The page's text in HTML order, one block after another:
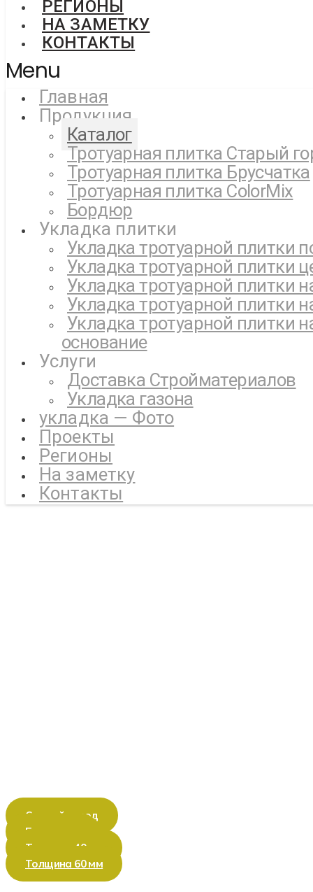
РЕГИОНЫ
НА ЗАМЕТКУ
КОНТАКТЫ
Menu
Главная
Продукция
Каталог
Тротуарная плитка Старый
Тротуарная плитка Брусчатка
Тротуарная плитка ColorMix
Бордюр
Укладка плитки
Укладка тротуарной плитки
Укладка тротуарной плитки
Укладка тротуарной плитки
Укладка тротуарной плитки
Укладка тротуарной плитки
основание
Услуги
Доставка Стройматериалов
Укладка газона
укладка — Фото
Проекты
Регионы
На заметку
Контакты
Старый город
Брусчатка
Толщина 40 мм
Толщина 60 мм